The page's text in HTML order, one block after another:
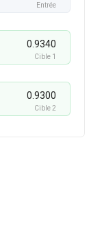
Entrée
0.9340
Cible 1
0.9300
Cible 2